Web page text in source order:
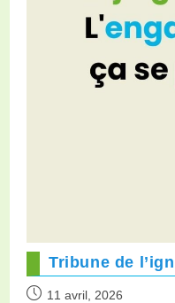
Tribune de
11 avril, 2026